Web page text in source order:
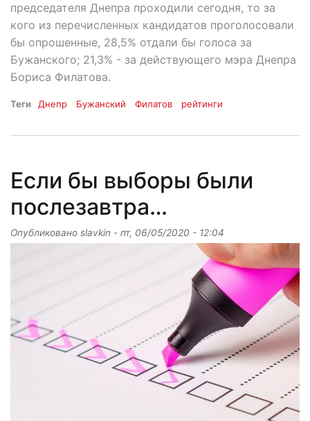
председателя Днепра проходили сегодня, то за
кого из перечисленных кандидатов проголосовали
бы опрошенные, 28,5% отдали бы голоса за
Бужанского; 21,3% - за действующего мэра Днепра
Бориса Филатова.
Теги Днепр Бужанский Филатов рейтинги
Если бы выборы были
послезавтра…
Опубликовано slavkin - пт, 06/05/2020 - 12:04